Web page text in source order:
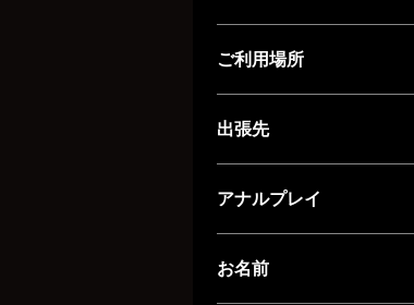
ご利用場所
出張先
アナルプレイ
お名前